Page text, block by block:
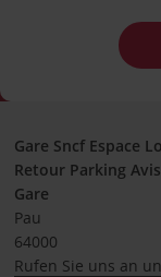
Gare Sncf Espace
Retour Parking Avis
Gare
Pau
64000
Rufen Sie uns an